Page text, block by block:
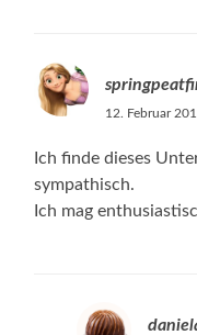
12. Februar
Ich finde dieses
sympathisch.
Ich mag